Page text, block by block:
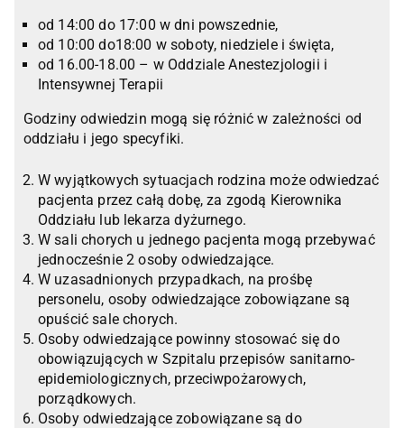
od 14:00 do 17:00 w dni powszednie,
od 10:00 do18:00 w soboty, niedziele i święta,
od 16.00-18.00 – w Oddziale Anestezjologii i
Intensywnej Terapii
Godziny odwiedzin mogą się różnić w zależności od
oddziału i jego specyfiki.
W wyjątkowych sytuacjach rodzina może odwiedzać
pacjenta przez całą dobę, za zgodą Kierownika
Oddziału lub lekarza dyżurnego.
W sali chorych u jednego pacjenta mogą przebywać
jednocześnie 2 osoby odwiedzające.
W uzasadnionych przypadkach, na prośbę
personelu, osoby odwiedzające zobowiązane są
opuścić sale chorych.
Osoby odwiedzające powinny stosować się do
obowiązujących w Szpitalu przepisów sanitarno-
epidemiologicznych, przeciwpożarowych,
porządkowych.
Osoby odwiedzające zobowiązane są do